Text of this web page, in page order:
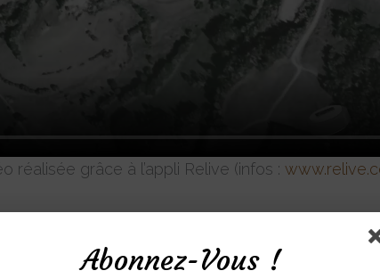
réalisée grâce à l’appli Relive (infos :
Abonnez-Vous !